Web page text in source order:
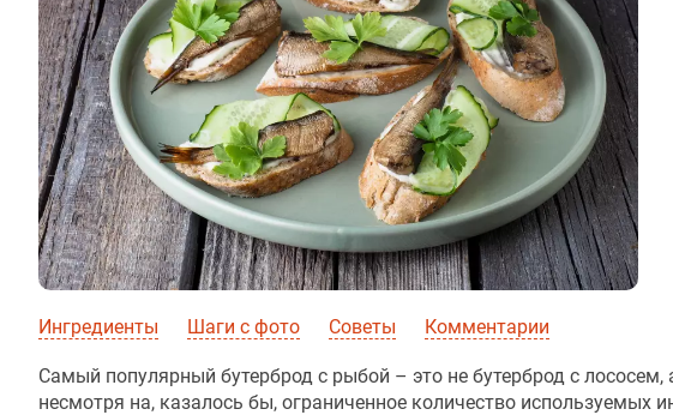
Ингредиенты Шаги с фото Советы Комментарии
Самый популярный бутерброд с рыбой – это не бутерброд с
несмотря на, казалось бы, ограниченное количество используемых